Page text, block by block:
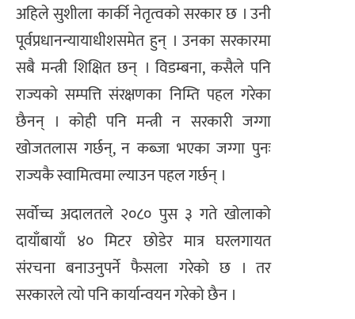
अहिले सुशीला कार्की नेतृत्वको सरकार छ । उनी
पूर्वप्रधानन्यायाधीशसमेत हुन् । उनका सरकारमा
सबै मन्त्री शिक्षित छन् । विडम्बना, कसैले पनि
राज्यको सम्पत्ति संरक्षणका निम्ति पहल गरेका
छैनन् । कोही पनि मन्त्री न सरकारी जग्गा
खोजतलास गर्छन्, न कब्जा भएका जग्गा पुनः
राज्यकै स्वामित्वमा ल्याउन पहल गर्छन् ।
सर्वोच्च अदालतले २०८० पुस ३ गते खोलाको
दायाँबायाँ ४० मिटर छोडेर मात्र घरलगायत
संरचना बनाउनुपर्ने फैसला गरेको छ । तर
सरकारले त्यो पनि कार्यान्वयन गरेको छैन ।